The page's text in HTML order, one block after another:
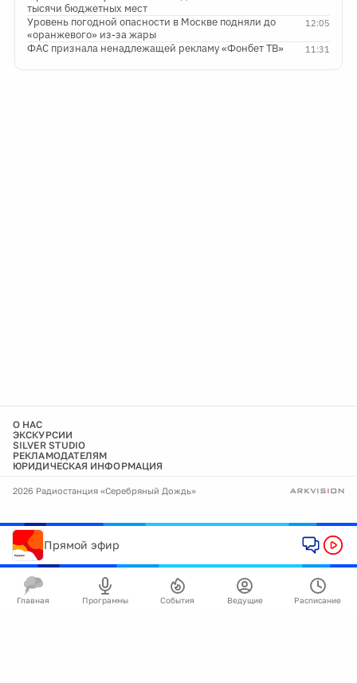
тысячи бюджетных мест
12:05
Уровень погодной опасности в Москве подняли до
«оранжевого» из-за жары
11:31
ФАС признала ненадлежащей рекламу «Фонбет ТВ»
О НАС
ЭКСКУРСИИ
SILVER STUDIO
РЕКЛАМОДАТЕЛЯМ
ЮРИДИЧЕСКАЯ ИНФОРМАЦИЯ
2026 Радиостанция «Серебряный Дождь»
Прямой эфир
Главная Программы События Ведущие Расписание